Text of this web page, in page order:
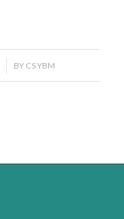
BY CS YBM